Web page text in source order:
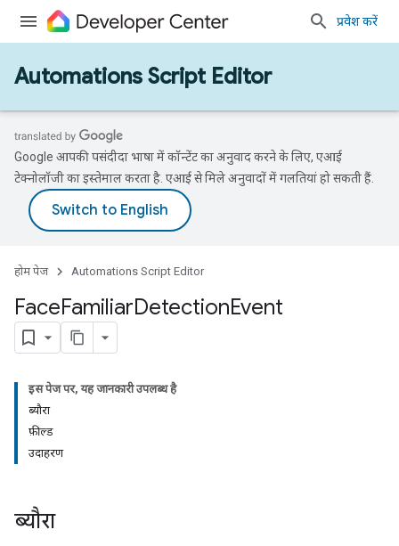
प्रवेश करें
Automations Script Editor
Google आपकी पसंदीदा भाषा में कॉन्टेंट का अनुवाद करने के लिए, एआई
टेक्नोलॉजी का इस्तेमाल करता है. एआई से मिले अनुवादों में गलतियां हो सकती हैं.
होम पेज Automations Script Editor
FaceFamiliarDetectionEvent
इस पेज पर, यह जानकारी उपलब्ध है
ब्यौरा
फ़ील्ड
उदाहरण
ब्यौरा